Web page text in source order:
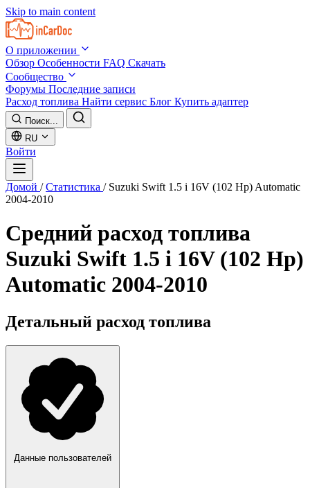
Skip to main content
О приложении
Обзор Особенности FAQ Скачать
Сообщество
Форумы Последние записи
Расход топлива Найти сервис Блог Купить адаптер
Поиск...
RU
Войти
Домой / Статистика / Suzuki Swift 1.5 i 16V (102 Hp) Automatic
2004-2010
Средний расход топлива
Suzuki Swift 1.5 i 16V (102 Hp)
Automatic 2004-2010
Детальный расход топлива
Данные пользователей